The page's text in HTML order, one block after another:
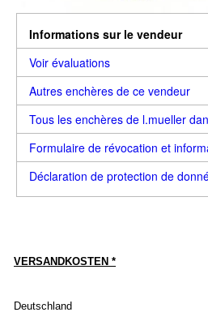
Informations sur le vendeur
Voir évaluations
Autres enchères de ce vendeur
Tous les enchères de l.mueller
Formulaire de révocation et
Déclaration de protection de
VERSANDKOSTEN *
Deutschland